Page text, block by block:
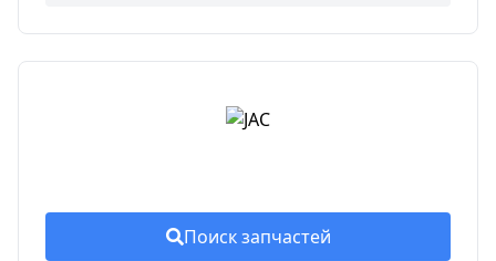
Поиск запчастей